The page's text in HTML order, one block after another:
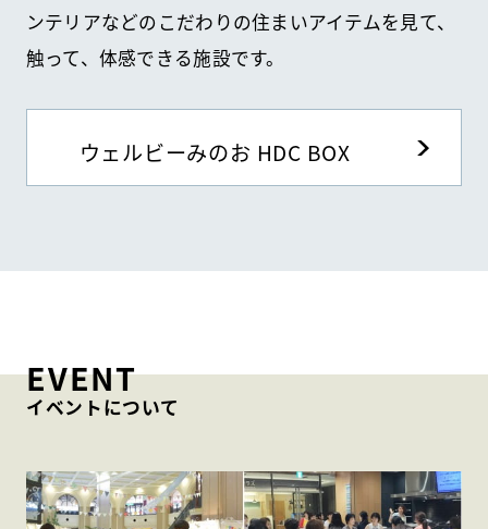
ンテリアなどのこだわりの住まいアイテムを見て、
触って、体感できる施設です。
ウェルビーみのお HDC BOX
EVENT
イベントについて